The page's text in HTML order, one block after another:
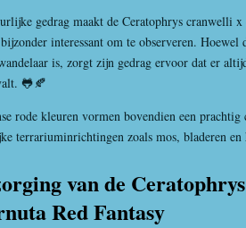
gedrag maakt de Ceratophrys cranwelli x
interessant om te observeren. Hoewel
is, zorgt zijn gedrag ervoor dat er
🐸🍂
rode kleuren vormen bovendien een prachtig
terrariuminrichtingen zoals mos, bladeren en
van de
Red Fantasy